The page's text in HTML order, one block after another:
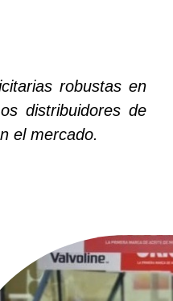
robustas en
distribuidores de
el mercado.